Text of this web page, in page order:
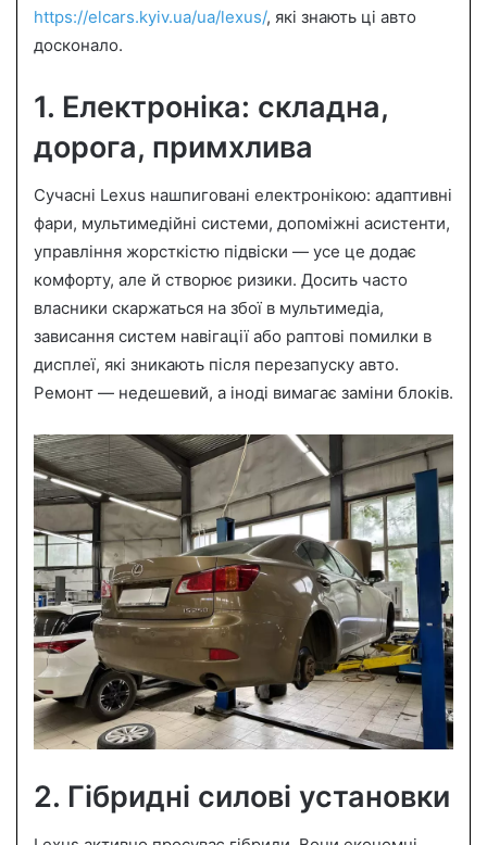
https://elcars.kyiv.ua/ua/lexus/, які знають ці авто
досконало.
1. Електроніка: складна,
дорога, примхлива
Сучасні Lexus нашпиговані електронікою: адаптивні
фари, мультимедійні системи, допоміжні асистенти,
управління жорсткістю підвіски — усе це додає
комфорту, але й створює ризики. Досить часто
власники скаржаться на збої в мультимедіа,
зависання систем навігації або раптові помилки в
дисплеї, які зникають після перезапуску авто.
Ремонт — недешевий, а іноді вимагає заміни блоків.
2. Гібридні силові установки